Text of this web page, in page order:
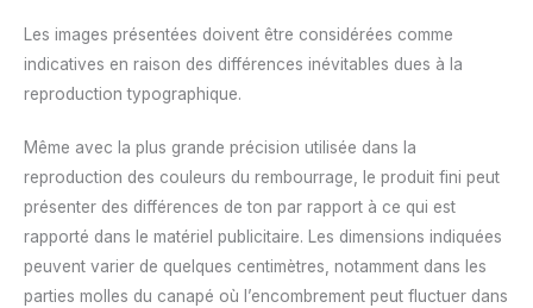
Les images présentées doivent être considérées comme
indicatives en raison des différences inévitables dues à la
reproduction typographique.
Même avec la plus grande précision utilisée dans la
reproduction des couleurs du rembourrage, le produit fini peut
présenter des différences de ton par rapport à ce qui est
rapporté dans le matériel publicitaire. Les dimensions indiquées
peuvent varier de quelques centimètres, notamment dans les
parties molles du canapé où l’encombrement peut fluctuer dans